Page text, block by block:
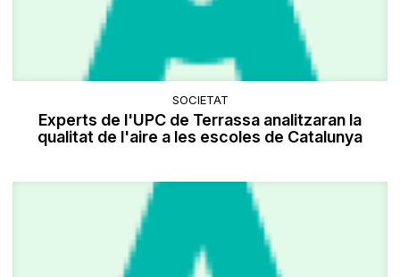
SOCIETAT
Experts de l'UPC de Terrassa analitzaran la
qualitat de l'aire a les escoles de Catalunya